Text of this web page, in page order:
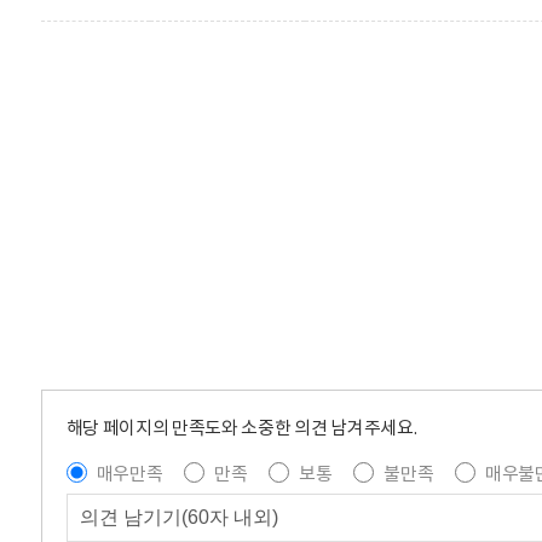
해당 페이지의 만족도와 소중한 의견 남겨주세요.
매우만족
만족 보통 불만족 매우불